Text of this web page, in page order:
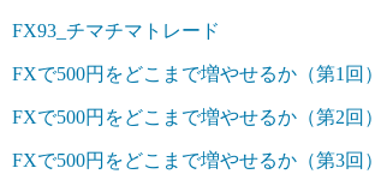
FX93_チマチマトレード
FXで500円をどこまで増やせるか（第1回）
FXで500円をどこまで増やせるか（第2回）
FXで500円をどこまで増やせるか（第3回）